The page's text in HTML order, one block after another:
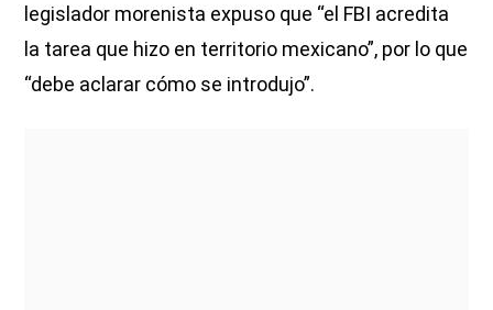
legislador morenista expuso que “el FBI acredita
la tarea que hizo en territorio mexicano”, por lo que
“debe aclarar cómo se introdujo”.